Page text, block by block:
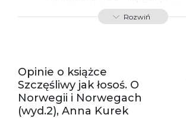
przepisami:
61-701 Poznań
Polska
Ostrzeżenia oraz
informacje dotyczące
bezpieczeństwa:
Rozwiń
Opinie o książce
Szczęśliwy jak łosoś. O
Norwegii i Norwegach
(wyd.2), Anna Kurek